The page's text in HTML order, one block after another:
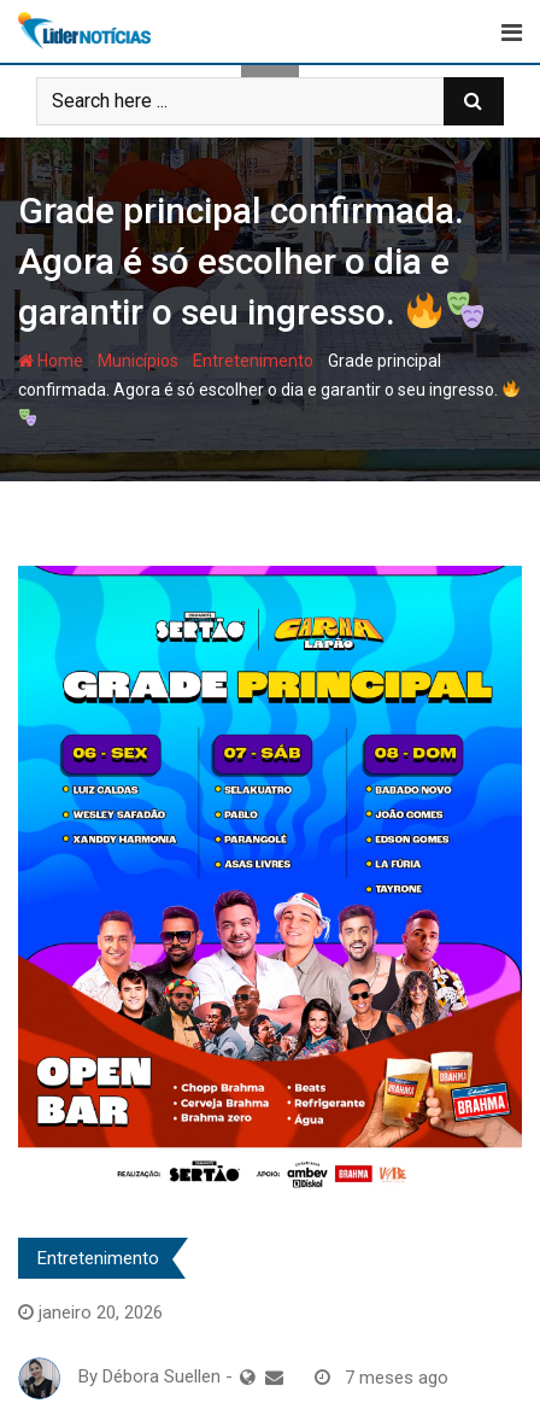
Skip
content
Grade principal confirmada.
Agora é só escolher o dia e
garantir o seu ingresso.
Home Municípios - Entretenimento -Grade principal
confirmada. Agora é só escolher o dia e garantir o seu ingresso.
Entretenimento
janeiro 20, 2026
By Débora Suellen - 7 meses ago